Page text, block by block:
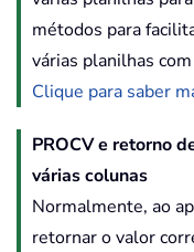
métodos para
várias planilhas
Clique para saber
PROCV e retorno
várias colunas
Normalmente, ao
retornar o valor